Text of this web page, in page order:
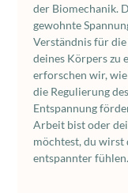
der Biomechanik.
gewohnte
Verständnis für
deines Körpers zu
erforschen wir,
die Regulierung
Entspannung
Arbeit bist oder
möchtest, du wirst
entspannter fühlen.